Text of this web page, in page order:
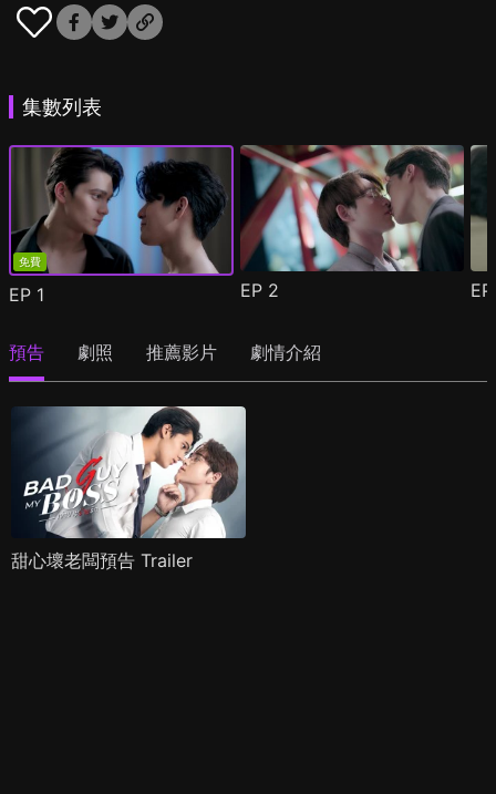
集數列表
免費
EP 1 EP 2
預告 劇照 推薦影片 劇情介紹
甜心壞老闆預告 Trailer